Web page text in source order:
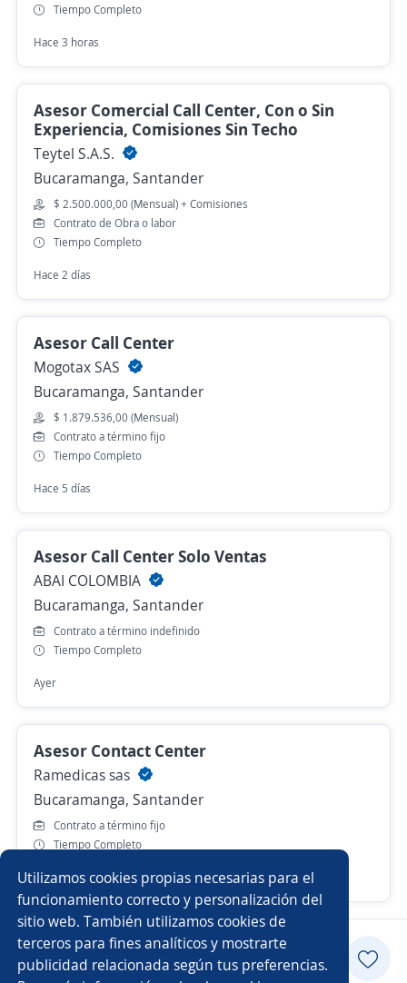
Utilizamos cookies propias necesarias para el
funcionamiento correcto y personalización del
sitio web. También utilizamos cookies de
terceros para fines analíticos y mostrarte
publicidad relacionada según tus preferencias.
Tiempo Completo
Hace 3 horas
Asesor Comercial Call Center, Con o Sin
Experiencia, Comisiones Sin Techo
Teytel S.A.S.
Bucaramanga, Santander
$ 2.500.000,00 (Mensual) + Comisiones
Contrato de Obra o labor
Tiempo Completo
Hace 2 días
Asesor Call Center
Mogotax SAS
Bucaramanga, Santander
$ 1.879.536,00 (Mensual)
Contrato a término fijo
Tiempo Completo
Hace 5 días
Asesor Call Center Solo Ventas
ABAI COLOMBIA
Bucaramanga, Santander
Contrato a término indefinido
Tiempo Completo
Ayer
Asesor Contact Center
Ramedicas sas
Bucaramanga, Santander
Contrato a término fijo
Tiempo Completo
Hace 2 días
Aplicar